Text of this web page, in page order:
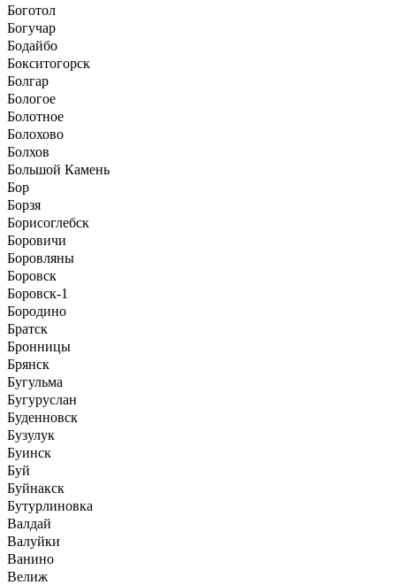
Боготол
Богучар
Бодайбо
Бокситогорск
Болгар
Бологое
Болотное
Болохово
Болхов
Большой Камень
Бор
Борзя
Борисоглебск
Боровичи
Боровляны
Боровск
Боровск-1
Бородино
Братск
Бронницы
Брянск
Бугульма
Бугуруслан
Буденновск
Бузулук
Буинск
Буй
Буйнакск
Бутурлиновка
Валдай
Валуйки
Ванино
Велиж